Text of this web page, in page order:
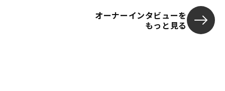
オーナーインタビューを
もっと見る